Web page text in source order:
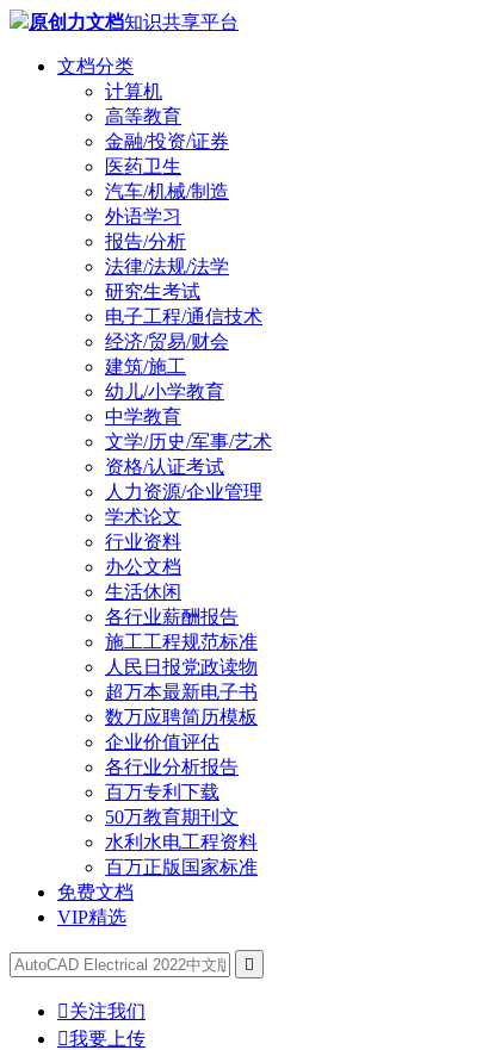
原创力文档知识共享平台
文档分类
计算机
高等教育
金融/投资/证券
医药卫生
汽车/机械/制造
外语学习
报告/分析
法律/法规/法学
研究生考试
电子工程/通信技术
经济/贸易/财会
建筑/施工
幼儿/小学教育
中学教育
文学/历史/军事/艺术
资格/认证考试
人力资源/企业管理
学术论文
行业资料
办公文档
生活休闲
各行业薪酬报告
施工工程规范标准
人民日报党政读物
超万本最新电子书
数万应聘简历模板
企业价值评估
各行业分析报告
百万专利下载
50万教育期刊文
水利水电工程资料
百万正版国家标准
免费文档
VIP精选

关注我们
我要上传